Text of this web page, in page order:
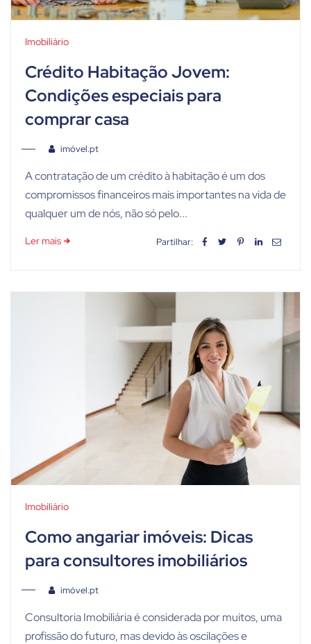
Imobiliário
Crédito Habitação Jovem:
Condições especiais para
comprar casa
imóvel.pt
A contratação de um crédito à habitação é um dos
compromissos financeiros mais importantes na vida de
qualquer um de nós, não só pelo...
Ler mais Partilhar:
Imobiliário
Como angariar imóveis: Dicas
para consultores imobiliários
imóvel.pt
Consultoria Imobiliária é considerada por muitos, uma
profissão do futuro, mas devido às oscilações e